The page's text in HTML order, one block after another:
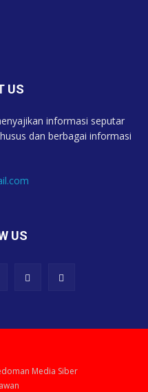
US
informasi seputar
dan berbagai informasi
US
Media Siber